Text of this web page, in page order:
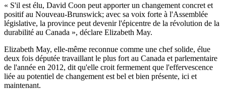
« S'il est élu, David Coon peut apporter un changement concret et
positif au Nouveau-Brunswick; avec sa voix forte à l'Assemblée
législative, la province peut devenir l'épicentre de la révolution de la
durabilité au Canada », déclare Elizabeth May.
Elizabeth May, elle-même reconnue comme une chef solide, élue
deux fois députée travaillant le plus fort au Canada et parlementaire
de l'année en 2012, dit qu'elle croit fermement que l'effervescence
liée au potentiel de changement est bel et bien présente, ici et
maintenant.